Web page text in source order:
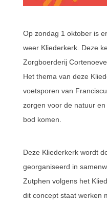
Op zondag 1 oktober is
weer Kliederkerk. Deze
Zorgboerderij
Het thema van deze
voetsporen van
zorgen voor de natuur
bod komen.
Deze Kliederkerk wordt
georganiseerd in
Zutphen volgens het
dit concept staat werken